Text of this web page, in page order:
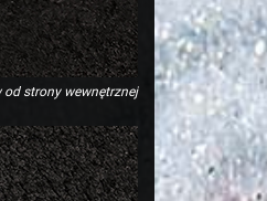
od strony wewnętrznej